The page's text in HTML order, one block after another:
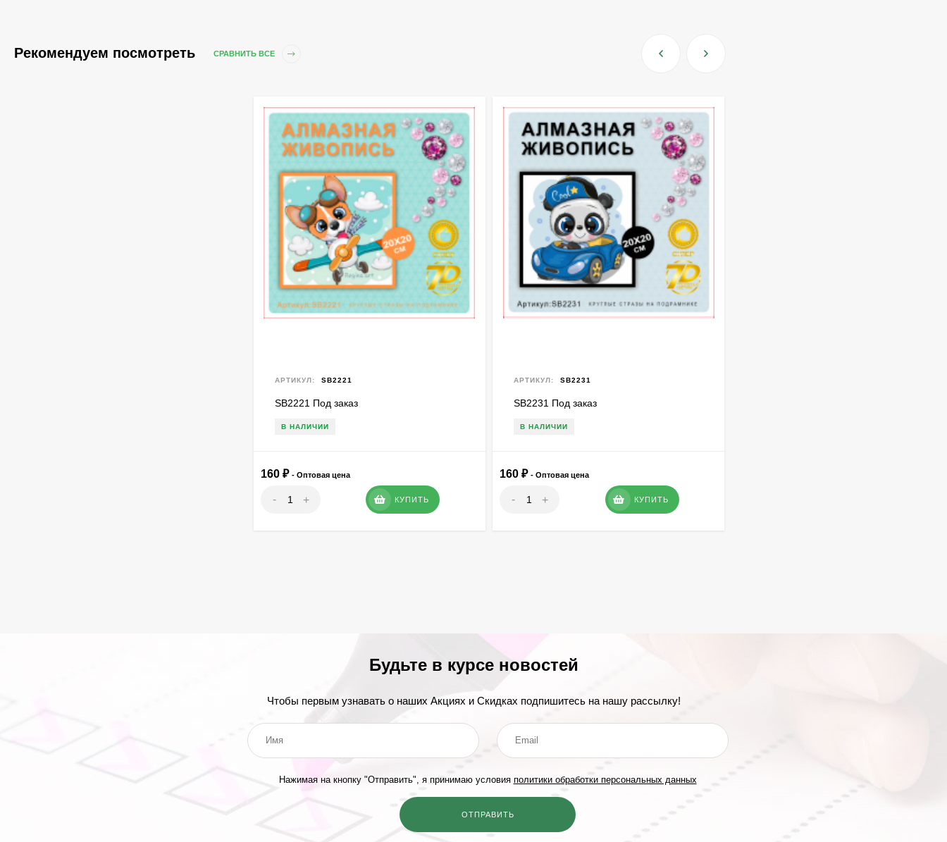
Рекомендуем посмотреть СРАВНИТЬ ВСЕ
АРТИКУЛ: SB2221
SB2221 Под заказ
В НАЛИЧИИ
160 ₽ - Оптовая цена
- + КУПИТЬ
АРТИКУЛ: SB2231
SB2231 Под заказ
В НАЛИЧИИ
160 ₽ - Оптовая цена
- + КУПИТЬ
Будьте в курсе новостей
Чтобы первым узнавать о наших Акциях и Скидках подпишитесь на нашу рассылку!
Нажимая на кнопку "Отправить", я принимаю условия политики обработки персональных данных